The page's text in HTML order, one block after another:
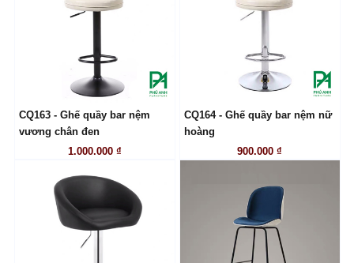
LIÊN HỆ
CQ163 - Ghế quầy bar nệm
vương chân đen
1.000.000 ₫
CQ164 - Ghế quầy bar nệm nữ
hoàng
900.000 ₫